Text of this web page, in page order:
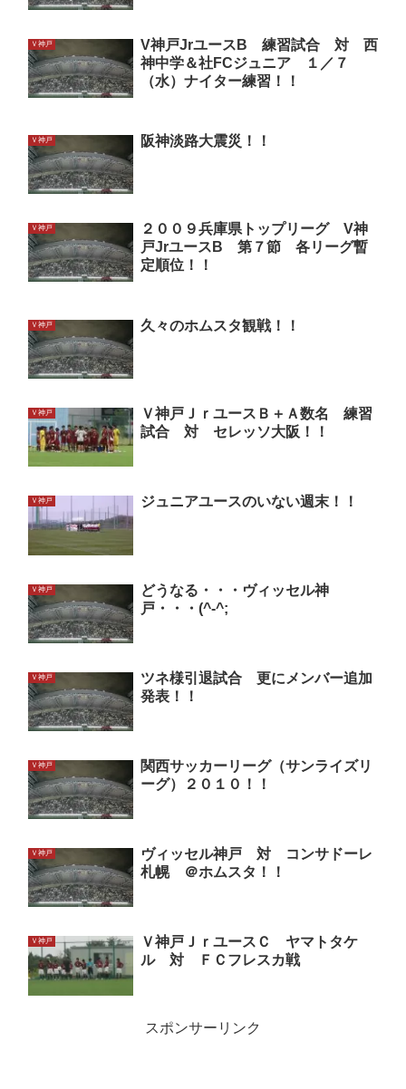
Ｖ神戸
V神戸JrユースB 練習試合 対 西
神中学＆社FCジュニア １／７
（水）ナイター練習！！
Ｖ神戸 阪神淡路大震災！！
Ｖ神戸
２００９兵庫県トップリーグ V神
戸JrユースB 第７節 各リーグ暫
定順位！！
Ｖ神戸 久々のホムスタ観戦！！
Ｖ神戸
Ｖ神戸ＪｒユースＢ＋Ａ数名 練習
試合 対 セレッソ大阪！！
Ｖ神戸 ジュニアユースのいない週末！！
Ｖ神戸
どうなる・・・ヴィッセル神
戸・・・(^-^;
Ｖ神戸
ツネ様引退試合 更にメンバー追加
発表！！
Ｖ神戸
関西サッカーリーグ（サンライズリ
ーグ）２０１０！！
Ｖ神戸
ヴィッセル神戸 対 コンサドーレ
札幌 ＠ホムスタ！！
Ｖ神戸
Ｖ神戸ＪｒユースＣ ヤマトタケ
ル 対 ＦＣフレスカ戦
スポンサーリンク